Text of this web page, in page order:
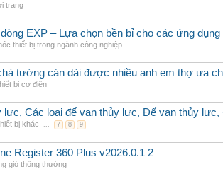
trang
EXP – Lựa chọn bền bỉ cho các ứng
thiết bị trong ngành công nghiệp
tường cán dài được nhiều anh em thợ ưa
bị cơ điện
lực, Các loại đế van thủy lực, Đế van thủy
bị khác ... 7 8 9
Register 360 Plus v2026.0.1 2
gió thông thường